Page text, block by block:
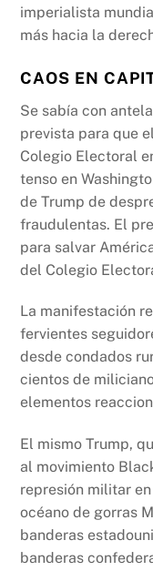
imperialista
más hacia la
CAOS EN
Se sabía con
prevista para que
Colegio Electoral
tenso en
de Trump de
fraudulentas. El
para salvar
del Colegio
La manifestación
fervientes
desde condados
cientos de
elementos
El mismo Trump,
al movimiento
represión militar
océano de gorras
banderas
banderas